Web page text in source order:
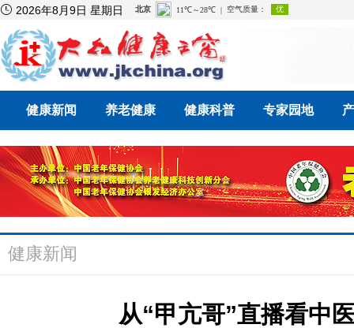
 2026年8月9日 星期日
健康新闻 养老健康 健康科普 专家园地
健康新闻
从“甲亢哥”直播看中